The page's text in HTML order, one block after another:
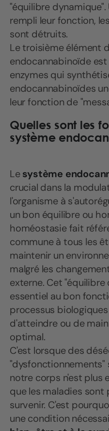
"équilibre
rempli leur fonction,
sont détruits.
Le troisième élément
endocannabinoïde
enzymes qui
endocannabinoïdes
leur fonction de
Quelles sont les
système
Lesystème
crucial dans la
l'organisme à
un bon équilibre ou
homéostasie fait
commune à tous les
maintenir un
malgré les
externe. Cet
essentiel au bon
processus
d'atteindre ou de
optimal.
C'est lorsque des
notre corps n'est plus
que les maladies
survenir. C'est
une condition